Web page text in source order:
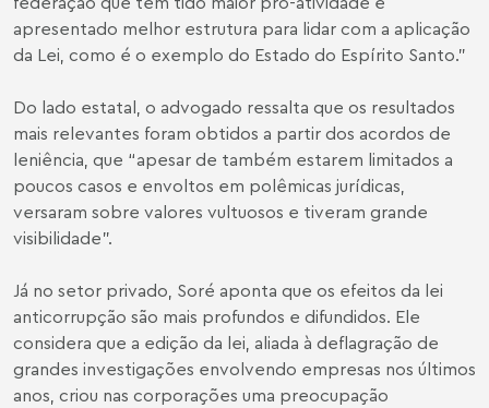
apresentado melhor estrutura para lidar com a aplicação
da Lei, como é o exemplo do Estado do Espírito Santo.”
Do lado estatal, o advogado ressalta que os resultados
mais relevantes foram obtidos a partir dos acordos de
leniência, que “apesar de também estarem limitados a
poucos casos e envoltos em polêmicas jurídicas,
versaram sobre valores vultuosos e tiveram grande
visibilidade”.
Já no setor privado, Soré aponta que os efeitos da lei
anticorrupção são mais profundos e difundidos. Ele
considera que a edição da lei, aliada à deflagração de
grandes investigações envolvendo empresas nos últimos
anos, criou nas corporações uma preocupação